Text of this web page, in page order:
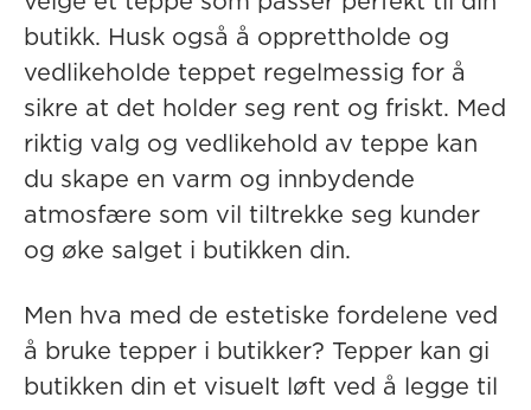
butikk. Husk også å opprettholde og
vedlikeholde teppet regelmessig for å
sikre at det holder seg rent og friskt. Med
riktig valg og vedlikehold av teppe kan
du skape en varm og innbydende
atmosfære som vil tiltrekke seg kunder
og øke salget i butikken din.
Men hva med de estetiske fordelene ved
å bruke tepper i butikker? Tepper kan gi
butikken din et visuelt løft ved å legge til